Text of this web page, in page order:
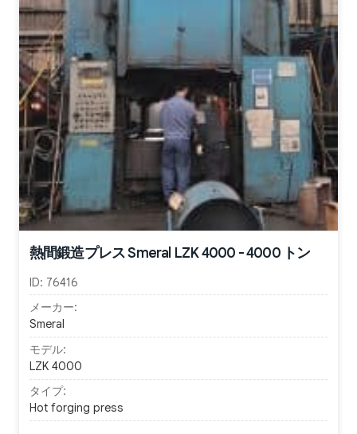
熱間鍛造プレス Smeral LZK 4000 - 4000 トン
ID: 76416
メーカー:
Smeral
モデル:
LZK 4000
タイプ:
Hot forging press